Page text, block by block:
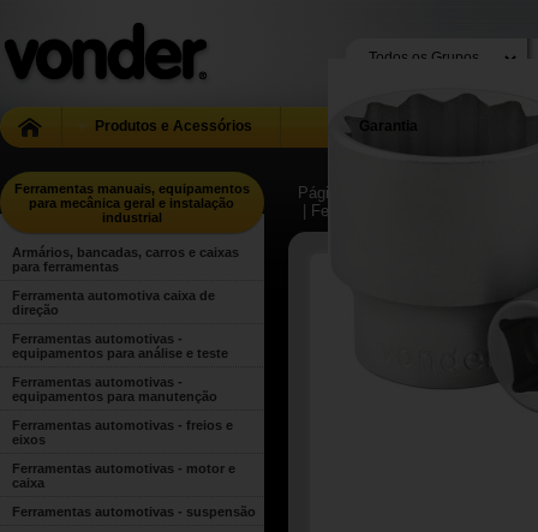
Produtos e Acessórios Garantia
Ferramentas manuais, equipamentos
para mecânica geral e instalação
industrial
Armários, bancadas, carros e caixas
para ferramentas
Ferramenta automotiva caixa de
direção
Ferramentas automotivas -
equipamentos para análise e teste
Ferramentas automotivas -
equipamentos para manutenção
Ferramentas automotivas - freios e
eixos
Ferramentas automotivas - motor e
caixa
Ferramentas automotivas - suspensão
Página Inicial
| Ferramentas manuais para uso